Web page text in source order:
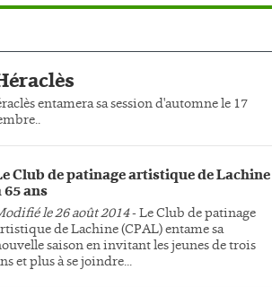
entamera sa session d'automne le 17
Club de patinage artistique de Lachine
65 ans
le 26 août 2014- Le Club de patinage
de Lachine (CPAL) entame sa
saison en invitant les jeunes de trois
et plus à se joindre...